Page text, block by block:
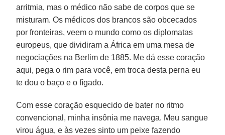
arritmia, mas o médico não sabe de corpos que se
misturam. Os médicos dos brancos são obcecados
por fronteiras, veem o mundo como os diplomatas
europeus, que dividiram a África em uma mesa de
negociações na Berlim de 1885. Me dá esse coração
aqui, pega o rim para você, em troca desta perna eu
te dou o baço e o fígado.
Com esse coração esquecido de bater no ritmo
convencional, minha insônia me navega. Meu sangue
virou água, e às vezes sinto um peixe fazendo